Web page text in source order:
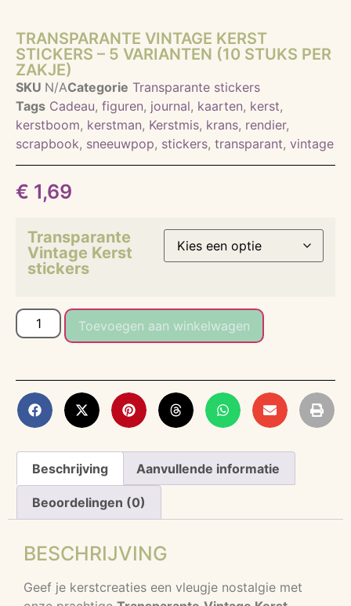
TRANSPARANTE VINTAGE KERST
STICKERS – 5 VARIANTEN (10 STUKS PER
ZAKJE)
SKU N/ACategorie Transparante stickers
Tags Cadeau, figuren, journal, kaarten, kerst,
kerstboom, kerstman, Kerstmis, krans, rendier,
scrapbook, sneeuwpop, stickers, transparant, vintage
€ 1,69
Transparante
Vintage Kerst
stickers
Toevoegen aan winkelwagen
Beschrijving Aanvullende informatie
Beoordelingen (0)
BESCHRIJVING
Geef je kerstcreaties een vleugje nostalgie met